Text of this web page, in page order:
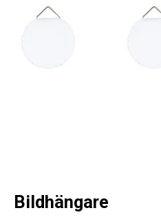
Bildhängare